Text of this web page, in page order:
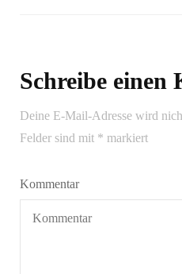
Schreibe einen
Deine E-Mail-Adresse wird
Felder sind mit * markiert
Kommentar